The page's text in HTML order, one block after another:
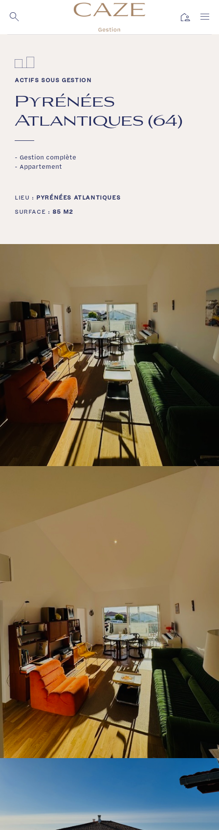
contenu
location_away
ACTIFS SOUS GESTION
Pyrénées
Atlantiques (64)
- Gestion complète
- Appartement
LIEU : PYRÉNÉES ATLANTIQUES
SURFACE : 85 M2